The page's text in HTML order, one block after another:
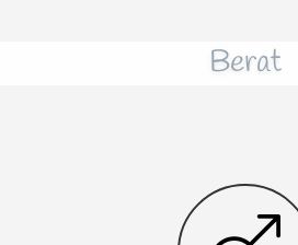
Berat
Junge